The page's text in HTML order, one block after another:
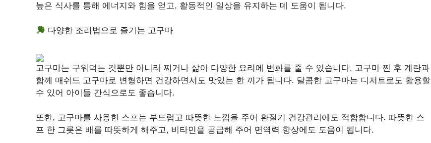
높은 식사를 통해 에너지와 힘을 얻고, 활동적인 일상을 유지하는 데 도움이 됩니다.
다양한 조리법으로 즐기는 고구마
고구마는 구워먹는 것뿐만 아니라 찌거나 삶아 다양한 요리에 변화를 줄 수 있습니다. 고구마 찐 후 계란과
함께 매쉬드 고구마로 변형하면 건강하면서도 맛있는 한 끼가 됩니다. 달콤한 고구마는 디저트로도 활용할
수 있어 아이들 간식으로도 좋습니다.
또한, 고구마를 사용한 스프는 부드럽고 따뜻한 느낌을 주어 환절기 건강관리에도 적합합니다. 따뜻한 스
프 한 그릇은 배를 따뜻하게 해주고, 비타민을 공급해 주어 면역력 향상에도 도움이 됩니다.